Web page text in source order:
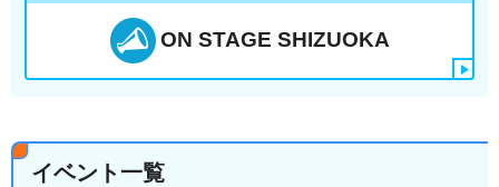
ON STAGE SHIZUOKA
イベント一覧